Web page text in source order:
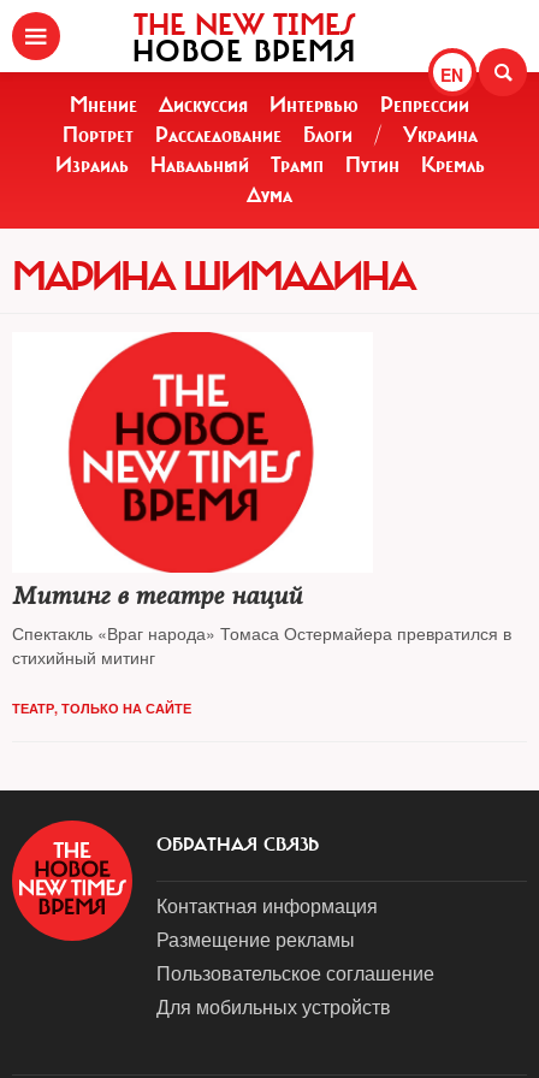
EN
THE NEW TIMES
НОВОЕ ВРЕМЯ
Мнение Дискуссия Интервью
Репрессии
Портрет
Расследование Блоги /
Украина
Израиль
Навальный Трамп Путин
Кремль
Дума
МАРИНА ШИМАДИНА
Митинг в театре наций
Спектакль «Враг народа» Томаса Остермайера превратился в
стихийный митинг
ТЕАТР, ТОЛЬКО НА САЙТЕ
ОБРАТНАЯ СВЯЗЬ
Контактная информация
Размещение рекламы
Пользовательское соглашение
Для мобильных устройств